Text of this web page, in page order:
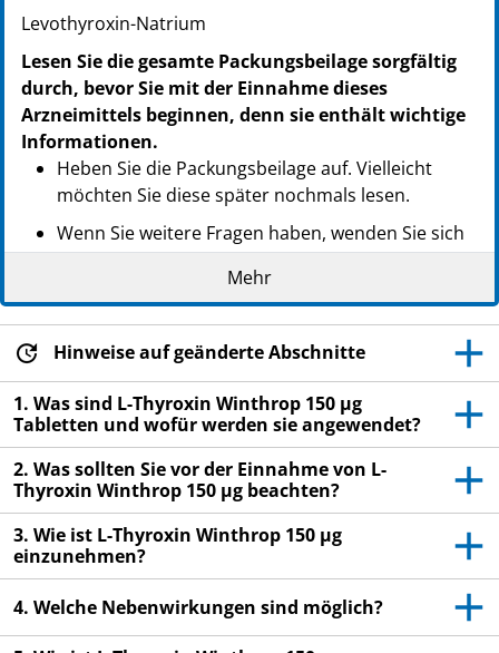
Levothyroxin-Natrium
Lesen Sie die gesamte Packungsbeilage sorgfältig
durch, bevor Sie mit der Einnahme dieses
Arzneimittels beginnen, denn sie enthält wichtige
Informationen.
Heben Sie die Packungsbeilage auf. Vielleicht
möchten Sie diese später nochmals lesen.
Wenn Sie weitere Fragen haben, wenden Sie sich
an Ihren Arzt oder Apotheker.
Dieses Arzneimittel wurde Ihnen persönlich
verschrieben. Geben Sie es nicht an Dritte weiter.
Es kann anderen Menschen schaden, auch wenn
diese die gleichen Beschwerden haben wie Sie.
Wenn Sie Nebenwirkungen bemerken, wenden Sie
sich an Ihren Arzt oder Apotheker. Dies gilt auch
für Nebenwirkungen, die nicht in dieser
Packungsbeilage angegeben sind. Siehe Abschnitt
Mehr
Hinweise auf geänderte Abschnitte
1. Was sind L-Thyroxin Winthrop 150 µg
Tabletten und wofür werden sie angewendet?
2. Was sollten Sie vor der Einnahme von L-
Thyroxin Winthrop 150 µg beachten?
3. Wie ist L-Thyroxin Winthrop 150 µg
einzunehmen?
4. Welche Nebenwirkungen sind möglich?